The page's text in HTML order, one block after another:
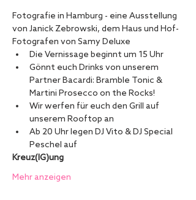
Fotografie in Hamburg - eine Ausstellung
von Janick Zebrowski, dem Haus und Hof-
Fotografen von Samy Deluxe
Die Vernissage beginnt um 15 Uhr
Gönnt euch Drinks von unserem
Partner Bacardi: Bramble Tonic &
Martini Prosecco on the Rocks!
Wir werfen für euch den Grill auf
unserem Rooftop an
Ab 20 Uhr legen DJ Vito & DJ Special
Peschel auf
Kreuz(IG)ung
Mehr anzeigen